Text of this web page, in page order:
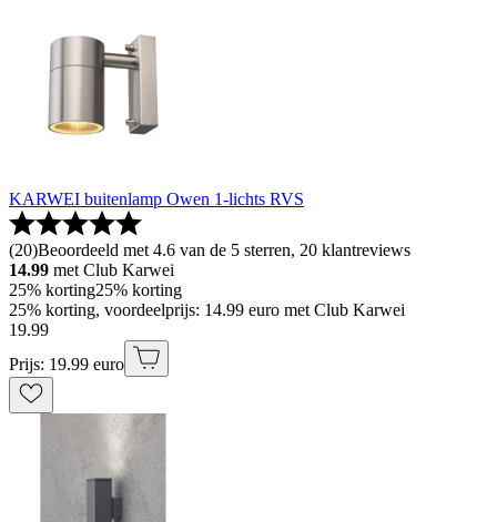
KARWEI buitenlamp Owen 1-lichts RVS
(20)Beoordeeld met 4.6 van de 5 sterren, 20 klantreviews
14.99 met Club Karwei
25% korting25% korting
25% korting, voordeelprijs: 14.99 euro met Club Karwei
19.99
Prijs: 19.99 euro